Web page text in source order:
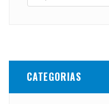
CATEGORIAS